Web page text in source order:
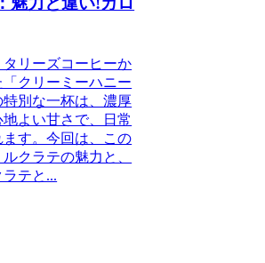
リーズコーヒーか
クリーミーハニー
特別な一杯は、濃厚
よい甘さで、日常
す。今回は、この
クラテの魅力と、
テと...